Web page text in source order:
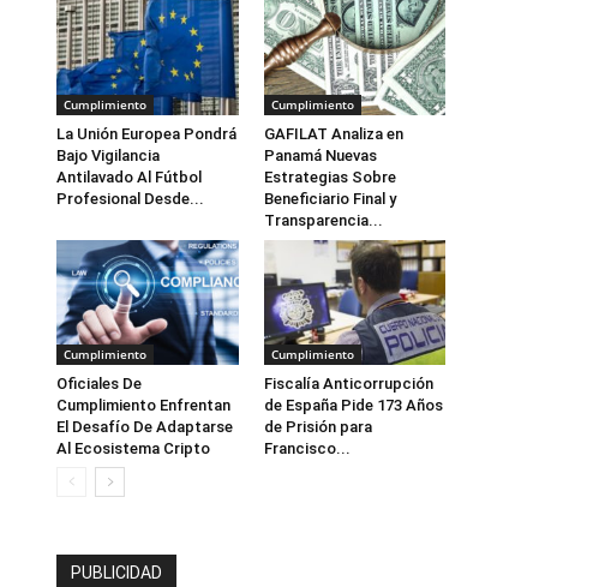
Cumplimiento
La Unión Europea Pondrá
Bajo Vigilancia
Antilavado Al Fútbol
Profesional Desde...
Cumplimiento
GAFILAT Analiza en
Panamá Nuevas
Estrategias Sobre
Beneficiario Final y
Transparencia...
Cumplimiento
Oficiales De
Cumplimiento Enfrentan
El Desafío De Adaptarse
Al Ecosistema Cripto
Cumplimiento
Fiscalía Anticorrupción
de España Pide 173 Años
de Prisión para
Francisco...
PUBLICIDAD